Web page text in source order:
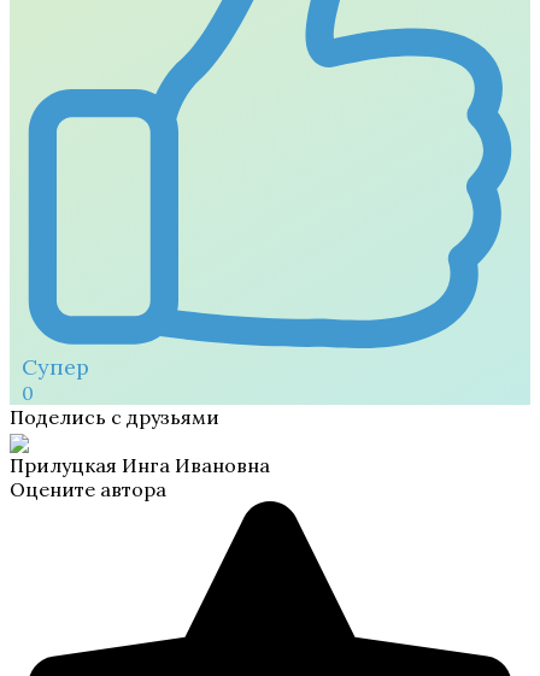
Супер
0
Поделись с друзьями
Прилуцкая Инга Ивановна
Оцените автора